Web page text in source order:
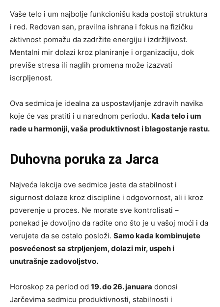
Vaše telo i um najbolje funkcionišu kada postoji struktura
i red. Redovan san, pravilna ishrana i fokus na fizičku
aktivnost pomažu da zadržite energiju i izdržljivost.
Mentalni mir dolazi kroz planiranje i organizaciju, dok
previše stresa ili naglih promena može izazvati
iscrpljenost.
Ova sedmica je idealna za uspostavljanje zdravih navika
koje će vas pratiti i u narednom periodu. Kada telo i um
rade u harmoniji, vaša produktivnost i blagostanje rastu.
Duhovna poruka za Jarca
Najveća lekcija ove sedmice jeste da stabilnost i
sigurnost dolaze kroz discipline i odgovornost, ali i kroz
poverenje u proces. Ne morate sve kontrolisati –
ponekad je dovoljno da radite ono što je u vašoj moći i da
verujete da se ostalo posloži. Samo kada kombinujete
posvećenost sa strpljenjem, dolazi mir, uspeh i
unutrašnje zadovoljstvo.
Horoskop za period od 19. do 26. januara donosi
Jarčevima sedmicu produktivnosti, stabilnosti i